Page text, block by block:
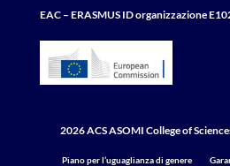
EAC – ERASMUS IDorganizzazione
2026 ACS ASOMI College of
Piano per l’uguaglianza di genere